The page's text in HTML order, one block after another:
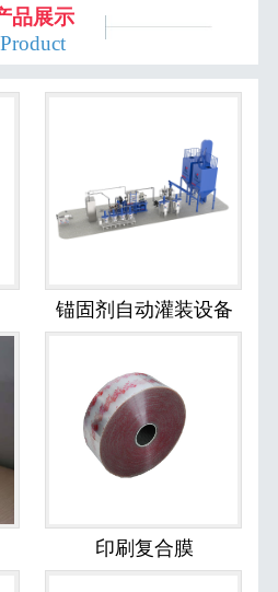
品展示
Product
锚固剂自动灌装设备
印刷复合膜